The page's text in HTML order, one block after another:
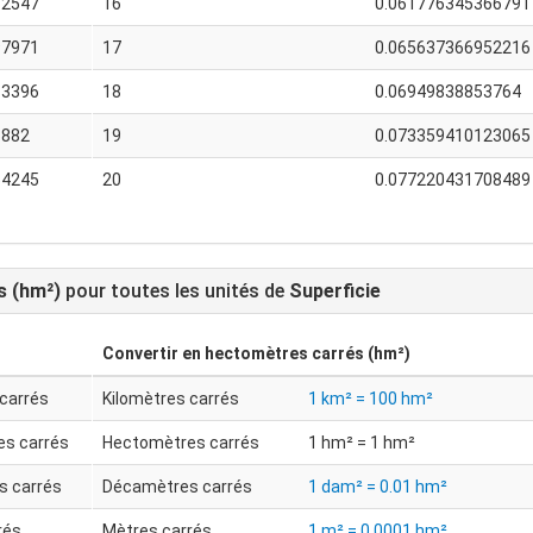
17 0.065637366952216
18 0.06949838853764
19 0.073359410123065
20 0.077220431708489
(hm²) pour toutes les unités de Superficie
carrés
carrés
Convertir en hectomètres carrés (hm²)
Kilomètres carrés 1 km² = 100 hm²
Hectomètres carrés 1 hm² = 1 hm²
Décamètres carrés 1 dam² = 0.01 hm²